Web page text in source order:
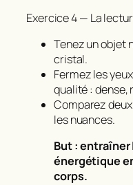
Exercice 4 — La
Tenez un objet
cristal.
Fermez les
qualité : dense,
Comparez
les nuances.
But :
énergétique
corps.